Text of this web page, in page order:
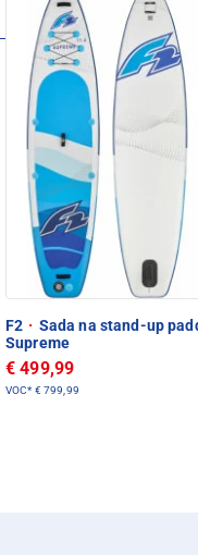
F2 · Sada na stand-up
Supreme
€ 499,99
VOC* € 799,99